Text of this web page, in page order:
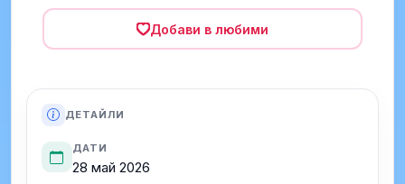
Добави в любими
ДЕТАЙЛИ
ДАТИ
28 май 2026